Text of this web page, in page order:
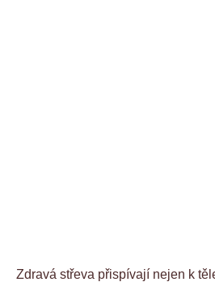
Zdravá střeva přispívají nejen k